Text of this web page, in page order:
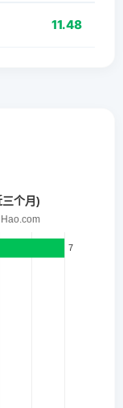
11.48